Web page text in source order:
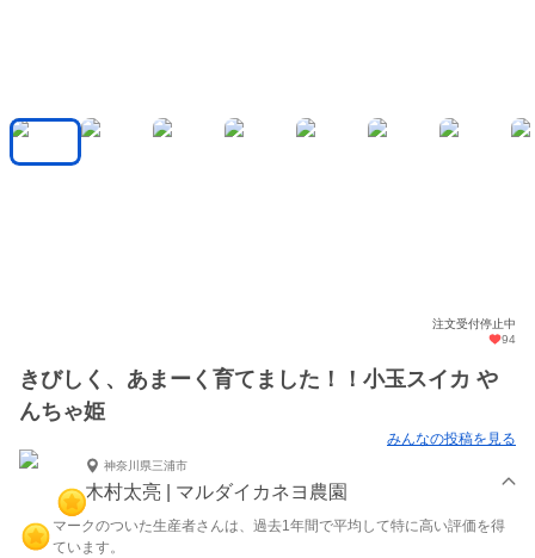
注文受付停止中
94
きびしく、あまーく育てました！！小玉スイカ や
んちゃ姫
みんなの投稿を見る
神奈川県三浦市
木村太亮 | マルダイカネヨ農園
マークのついた生産者さんは、過去1年間で平均して特に高い評価を得
ています。